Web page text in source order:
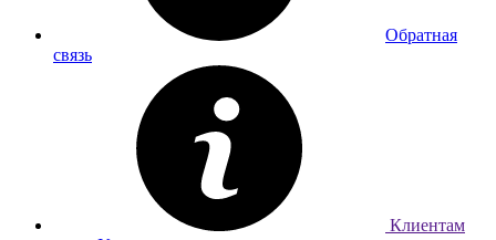
Обратная
связь
Клиентам